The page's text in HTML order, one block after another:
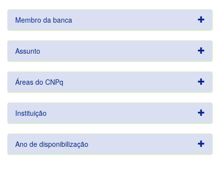
Membro da banca
Assunto
Áreas do CNPq
Instituição
Ano de disponibilização